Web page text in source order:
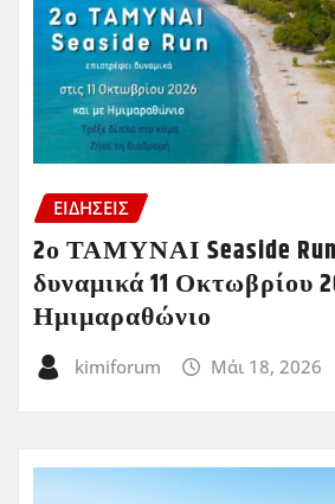
ΕΙΔΗΣΕΙΣ
2ο ΤΑΜΥΝΑΙ Seaside
δυναμικά 11 Οκτωβρίου
Ημιμαραθώνιο
kimiforum Μάι 18, 2026